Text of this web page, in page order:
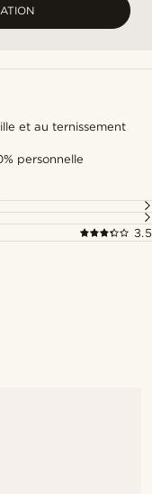
et au ternissement
personnelle
3.5